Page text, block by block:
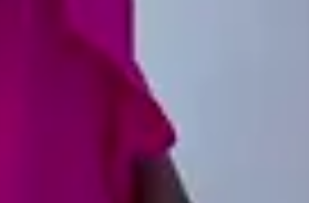
água fria ou até 30 °C.
e sabões alcalinos, pois eles podem
aperte suavemente para retirar o